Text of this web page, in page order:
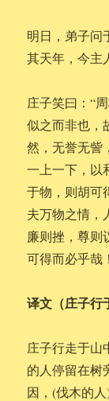
明日，弟子问
其天年，今主
庄子笑曰：“
似之而非也，
然，无誉无訾
一上一下，以
于物，则胡可
夫万物之情，
廉则挫，尊则
可得而必乎哉
译文（庄子行
庄子行走于山
的人停留在树
因，(伐木的